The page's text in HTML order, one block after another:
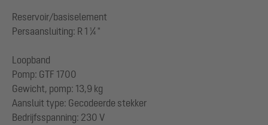
Reservoir/basiselement
Persaansluiting: R 1 ¼ "
Loopband
Pomp: GTF 1700
Gewicht, pomp: 13,9 kg
Aansluit type: Gecodeerde stekker
Bedrijfsspanning: 230 V